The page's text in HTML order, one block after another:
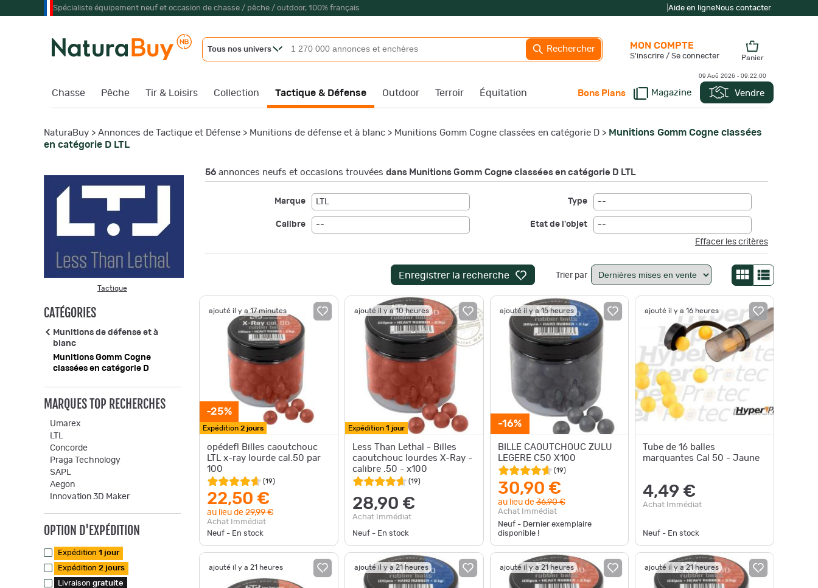
Spécialiste équipement neuf et occasion de chasse / pêche / outdoor, 100% français Aide en ligneNous contacter
Tous nos univers Rechercher
Chasse Pêche Tir & Loisirs Collection Tactique & Défense Outdoor Terroir Équitation Bons Plans Magazine Vendre
MON COMPTE
S'inscrire / Se connecter Panier
09 Aoû 2026 - 09:22:02
NaturaBuy > Annonces de Tactique et Défense > Munitions de défense et à blanc > Munitions Gomm Cogne classées en catégorie D > Munitions Gomm Cogne classées
en catégorie D LTL
Tactique
CATÉGORIES
Munitions de défense et à
blanc
Munitions Gomm Cogne
classées en catégorie D
MARQUES TOP RECHERCHES
Umarex
LTL
Concorde
Praga Technology
SAPL
Aegon
Innovation 3D Maker
OPTION D'EXPÉDITION
Expédition 1 jour
Expédition 2 jours
Livraison gratuite
56 annonces neufs et occasions trouvées dans Munitions Gomm Cogne classées en catégorie D LTL
Marque LTL
Calibre --
Type --
Etat de l'objet
--
Effacer les critères
Enregistrer la recherche Trier par
ajouté il y a 17 minutes
-25%
Expédition 2 jours
opédef! Billes caoutchouc
LTL x-ray lourde cal.50 par
100
(19)
22,50 €
au lieu de 29,99 €
Achat Immédiat
Neuf - En stock
ajouté il y a 10 heures
Expédition 1 jour
Less Than Lethal - Billes
caoutchouc lourdes X-Ray -
calibre .50 - x100
(19)
28,90 €
Achat Immédiat
Neuf - En stock
ajouté il y a 15 heures
-16%
BILLE CAOUTCHOUC ZULU
LEGERE C50 X100
(19)
30,90 €
au lieu de36,90 €
Achat Immédiat
Neuf - Dernier exemplaire
disponible !
ajouté il y a 16 heures
Tube de 16 balles
marquantes Cal 50 - Jaune
4,49 €
Achat Immédiat
Neuf - En stock
ajouté il y a 21 heures ajouté il y a 21 heures ajouté il y a 21 heures ajouté il y a 21 heures